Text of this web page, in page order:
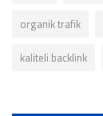
organik trafik
kaliteli backlink